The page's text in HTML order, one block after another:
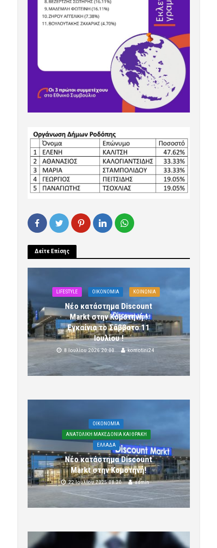
Δείτε Επίσης
LIFESTYLE OIKONOMIA ΚΟΙΝΩΝΙΑ
Νέο κατάστημα Discount
Markt στην Κομοτηνή !
Εγκαίνια το Σάββατο 11
Ιουλίου !
8 Ιουλίου 2026 20:00 komotini24
OIKONOMIA
ΑΝΑΤΟΛΙΚΗ ΜΑΚΕΔΟΝΙΑ ΚΑΙ ΘΡΑΚΗ
ΕΛΛΑΔΑ
Νέο κατάστημα Discount
Markt στην Κομοτηνή!
22 Ιουλίου 2025 08:20 admin